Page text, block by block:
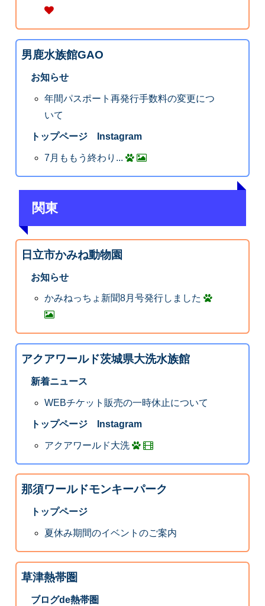
男鹿水族館GAO
お知らせ
年間パスポート再発行手数料の変更につ
いて
トップページ Instagram
7月ももう終わり...
関東
日立市かみね動物園
お知らせ
かみねっちょ新聞8月号発行しました
アクアワールド茨城県大洗水族館
新着ニュース
WEBチケット販売の一時休止について
トップページ Instagram
アクアワールド大洗
那須ワールドモンキーパーク
トップページ
夏休み期間のイベントのご案内
草津熱帯圏
ブログde熱帯圏